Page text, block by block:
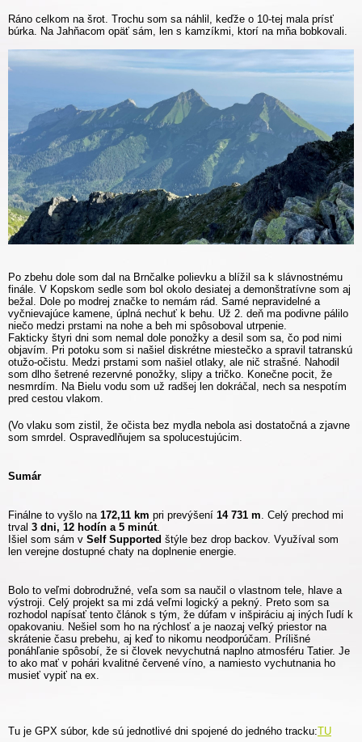
Ráno celkom na šrot. Trochu som sa náhlil, keďže o 10-tej mala prísť
búrka. Na Jahňacom opäť sám, len s kamzíkmi, ktorí na mňa bobkovali.
Po zbehu dole som dal na Brnčalke polievku a blížil sa k slávnostnému
finále. V Kopskom sedle som bol okolo desiatej a demonštratívne som aj
bežal. Dole po modrej značke to nemám rád. Samé nepravidelné a
vyčnievajúce kamene, úplná nechuť k behu. Už 2. deň ma podivne pálilo
niečo medzi prstami na nohe a beh mi spôsoboval utrpenie.
Fakticky štyri dni som nemal dole ponožky a desil som sa, čo pod nimi
objavím. Pri potoku som si našiel diskrétne miestečko a spravil tatranskú
otužo-očistu. Medzi prstami som našiel otlaky, ale nič strašné. Nahodil
som dlho šetrené rezervné ponožky, slipy a tričko. Konečne pocit, že
nesmrdím. Na Bielu vodu som už radšej len dokráčal, nech sa nespotím
pred cestou vlakom.
(Vo vlaku som zistil, že očista bez mydla nebola asi dostatočná a zjavne
som smrdel. Ospravedlňujem sa spolucestujúcim.
Sumár
Finálne to vyšlo na 172,11 km pri prevýšení 14 731 m . Celý prechod mi
trval 3 dni, 12 hodín a 5 minút.
Išiel som sám v Self Supported štýle bez drop backov. Využíval som
len verejne dostupné chaty na doplnenie energie.
Bolo to veľmi dobrodružné, veľa som sa naučil o vlastnom tele, hlave a
výstroji. Celý projekt sa mi zdá veľmi logický a pekný. Preto som sa
rozhodol napísať tento článok s tým, že dúfam v inšpiráciu aj iných ľudí k
opakovaniu. Nešiel som ho na rýchlosť a je naozaj veľký priestor na
skrátenie času prebehu, aj keď to nikomu neodporúčam. Prílišné
ponáhľanie spôsobí, že si človek nevychutná naplno atmosféru Tatier. Je
to ako mať v pohári kvalitné červené víno, a namiesto vychutnania ho
musieť vypiť na ex.
Tu je GPX súbor, kde sú jednotlivé dni spojené do jedného tracku:TU